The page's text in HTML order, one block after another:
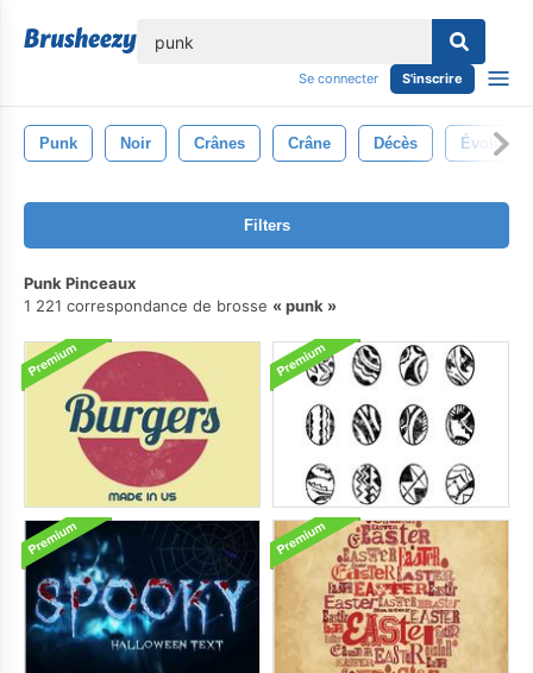
Se connecter S'inscrire
Punk Noir Crânes Crâne Décès Évolutive
Filters
Punk Pinceaux
1 221 correspondance de brosse
punk